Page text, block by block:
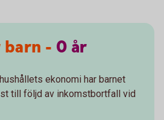
barn - 0 år
ekonomi har barnet
till följd av inkomstbortfall vid